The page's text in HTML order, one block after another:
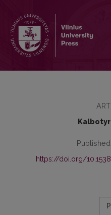
https://doi.org/